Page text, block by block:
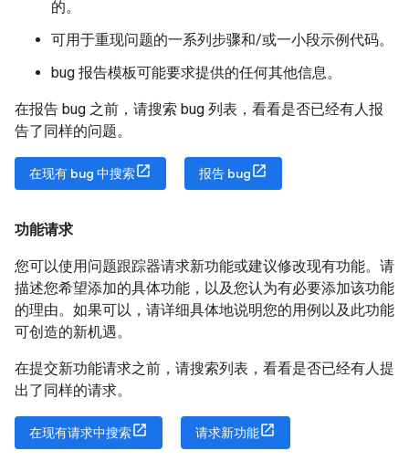
的。
可用于重现问题的一系列步骤和/或一小段示例代码。
bug 报告模板可能要求提供的任何其他信息。
在报告 bug 之前，请搜索 bug 列表，看看是否已经有人报
告了同样的问题。
在现有 bug 中搜索 报告 bug
功能请求
您可以使用问题跟踪器请求新功能或建议修改现有功能。请
描述您希望添加的具体功能，以及您认为有必要添加该功能
的理由。如果可以，请详细具体地说明您的用例以及此功能
可创造的新机遇。
在提交新功能请求之前，请搜索列表，看看是否已经有人提
出了同样的请求。
在现有请求中搜索 请求新功能